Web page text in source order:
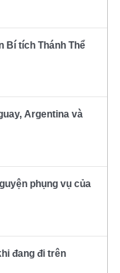
Bí tích Thánh Thể
Argentina và
phụng vụ của
đang đi trên